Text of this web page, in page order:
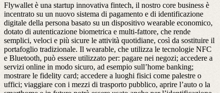
Flywallet è una startup innovativa fintech, il nostro core business è
incentrato su un nuovo sistema di pagamento e di identificazione
digitale della persona basato su un dispositivo wearable economico,
dotato di autenticazione biometrica e multi-fattore, che rende
semplici, veloci e più sicure le attività quotidiane, così da sostituire il
portafoglio tradizionale. Il wearable, che utilizza le tecnologie NFC
e Bluetooth, può essere utilizzato per: pagare nei negozi; accedere a
servizi online in modo sicuro, ad esempio sull’home banking;
mostrare le fidelity card; accedere a luoghi fisici come palestre o
uffici; viaggiare con i mezzi di trasporto pubblico, aprire l’auto o la